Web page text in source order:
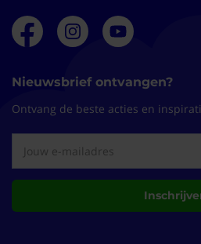
(10/10)
"Fijne tape"
Fam.
17-12-2023
(10/10)
"Kroon op je werk"
Werkt erg soepel en maakt het
samen met armaflex isolatie tot
Nieuwsbrief ontvangen?
Ontvang de beste acties en